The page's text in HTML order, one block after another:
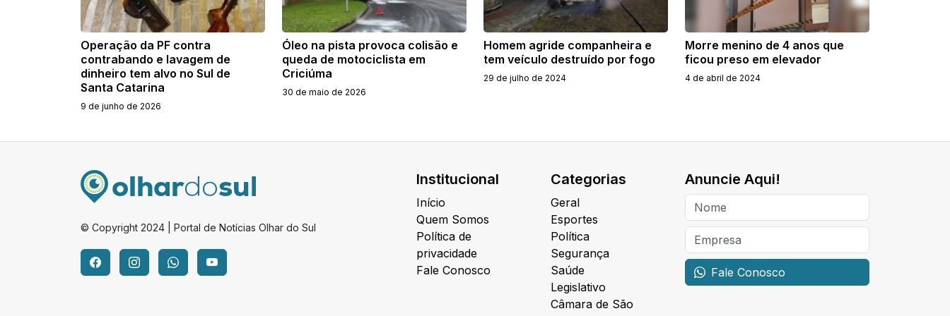
Operação da PF contra
contrabando e lavagem de
dinheiro tem alvo no Sul de
Santa Catarina
9 de junho de 2026
Óleo na pista provoca colisão e
queda de motociclista em
Criciúma
30 de maio de 2026
Homem agride companheira e
tem veículo destruído por fogo
29 de julho de 2024
Morre menino de 4 anos que
ficou preso em elevador
4 de abril de 2024
© Copyright 2024 | Portal de Notícias Olhar do Sul
Institucional
Início
Quem Somos
Política de
privacidade
Fale Conosco
Categorias
Geral
Esportes
Política
Segurança
Saúde
Legislativo
Câmara de São
Anuncie Aqui!
Fale Conosco